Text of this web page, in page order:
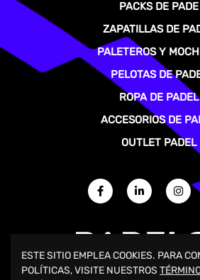
ESTE SITIO EMPLEA COOKIES. PARA
POLÍTICAS, VISITE NUESTROS
PACKS DE PADE
ZAPATILLAS DE
PALETEROS Y
PELOTAS DE
ROPA DE PADEL
ACCESORIOS DE
OUTLET PADEL